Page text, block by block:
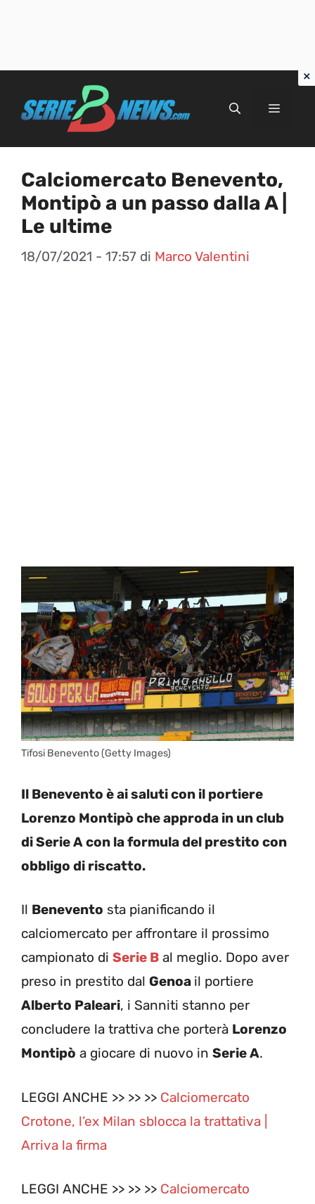
Menu
Calciomercato Benevento,
Montipò a un passo dalla A |
Le ultime
18/07/2021 - 17:57 di Marco Valentini
Tifosi Benevento (Getty Images)
Il Benevento è ai saluti con il portiere
Lorenzo Montipò che approda in un club
di Serie A con la formula del prestito con
obbligo di riscatto.
Il Benevento sta pianificando il
calciomercato per affrontare il prossimo
campionato di Serie B al meglio. Dopo aver
preso in prestito dal Genoa il portiere
Alberto Paleari, i Sanniti stanno per
concludere la trattiva che porterà Lorenzo
Montipò a giocare di nuovo in Serie A.
LEGGI ANCHE >> >> >> Calciomercato
Crotone, l’ex Milan sblocca la trattativa |
Arriva la firma
LEGGI ANCHE >> >> >> Calciomercato